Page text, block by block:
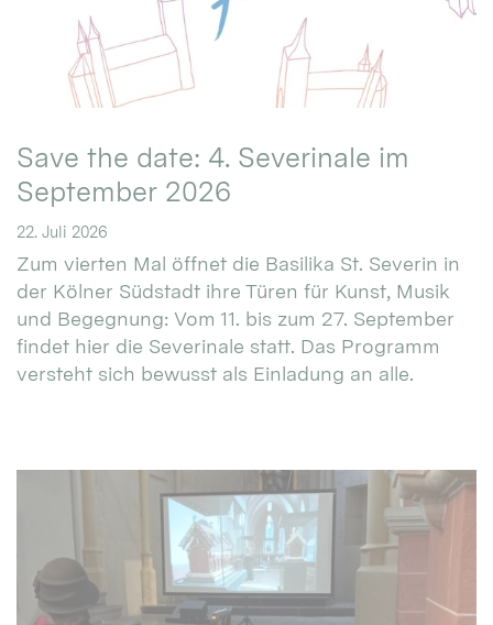
Save the date: 4. Severinale im
September 2026
22. Juli 2026
Zum vierten Mal öffnet die Basilika St. Severin in
der Kölner Südstadt ihre Türen für Kunst, Musik
und Begegnung: Vom 11. bis zum 27. September
findet hier die Severinale statt. Das Programm
versteht sich bewusst als Einladung an alle.